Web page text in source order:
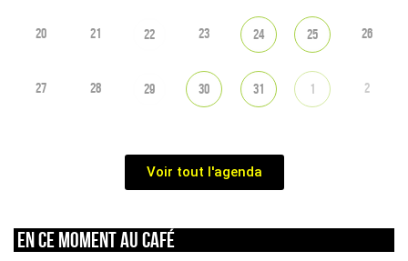
20 21 22 23 24 25 26
27 28 29 30 31 1 2
Voir tout l'agenda
En ce moment au café